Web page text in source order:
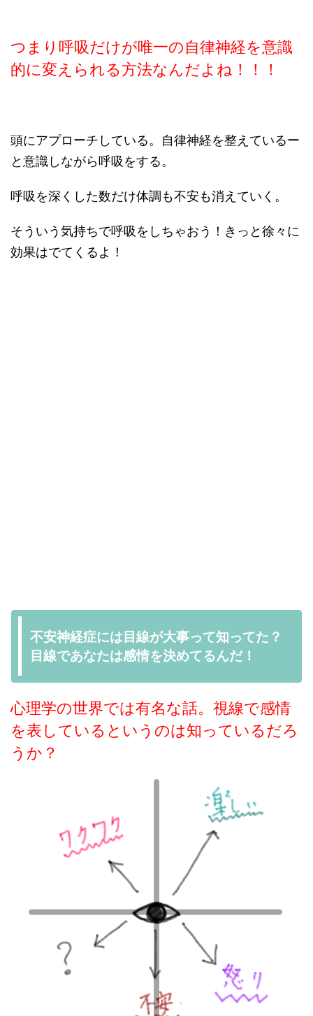
つまり呼吸だけが唯一の自律神経を意識
的に変えられる方法なんだよね！！！
頭にアプローチしている。自律神経を整えているー
と意識しながら呼吸をする。
呼吸を深くした数だけ体調も不安も消えていく。
そういう気持ちで呼吸をしちゃおう！きっと徐々に
効果はでてくるよ！
不安神経症には目線が大事って知ってた？
目線であなたは感情を決めてるんだ！
心理学の世界では有名な話。視線で感情
を表しているというのは知っているだろ
うか？